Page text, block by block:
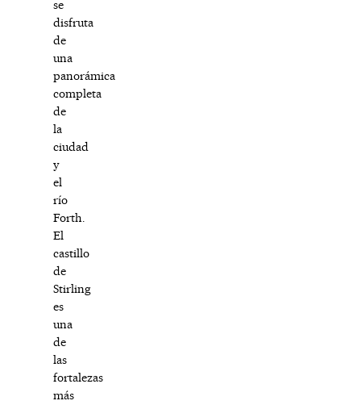
se
disfruta
de
una
panorámica
completa
de
la
ciudad
y
el
río
Forth.
El
castillo
de
Stirling
es
una
de
las
fortalezas
más